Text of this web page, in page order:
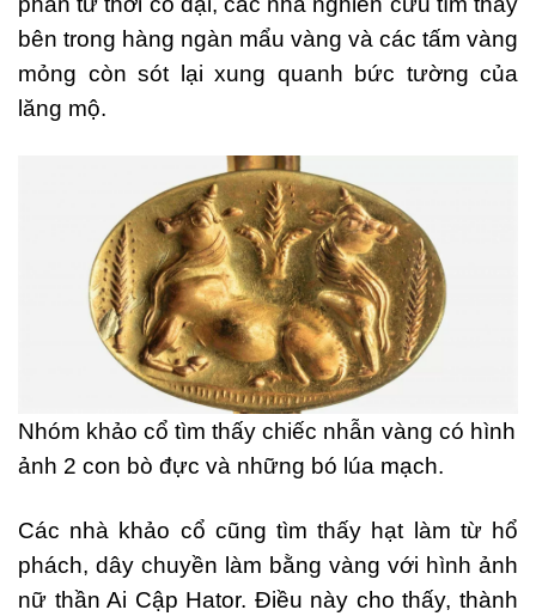
bên trong hàng ngàn mẩu vàng và các tấm vàng
mỏng còn sót lại xung quanh bức tường của
lăng mộ.
Nhóm khảo cổ tìm thấy chiếc nhẫn vàng có hình
ảnh 2 con bò đực và những bó lúa mạch.
Các nhà khảo cổ cũng tìm thấy hạt làm từ hổ
phách, dây chuyền làm bằng vàng với hình ảnh
nữ thần Ai Cập Hator. Điều này cho thấy, thành